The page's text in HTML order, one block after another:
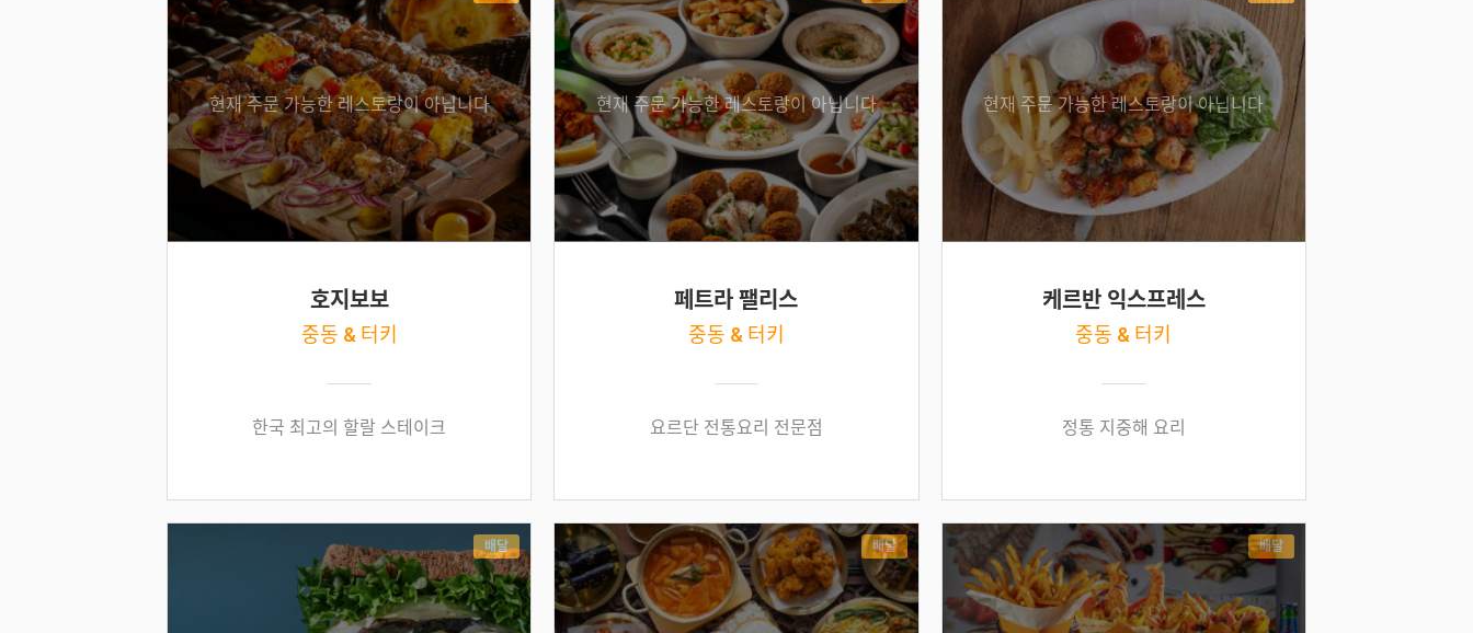
현재 주문 가능한 레스토랑이 아닙니다
호지보보
중동 & 터키
한국 최고의 할랄 스테이크
현재 주문 가능한 레스토랑이 아닙니다
페트라 팰리스
중동 & 터키
요르단 전통요리 전문점
현재 주문 가능한 레스토랑이 아닙니다
케르반 익스프레스
중동 & 터키
정통 지중해 요리
배달 배달 배달